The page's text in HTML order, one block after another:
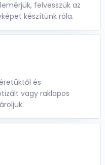
felvesszük az
készítünk róla.
és
vagy raklapos